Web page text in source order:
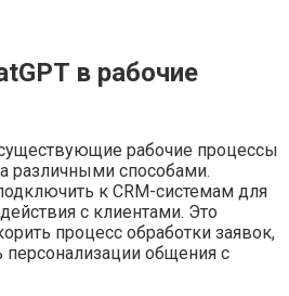
в рабочие
существующие рабочие процессы
различными способами.
к CRM-системам для
с клиентами. Это
процесс обработки заявок,
общения с